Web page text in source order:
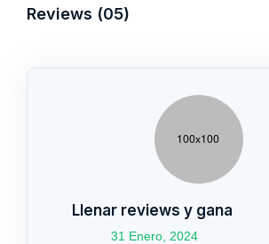
Reviews (05)
Llenar reviews y gana
31 Enero, 2024